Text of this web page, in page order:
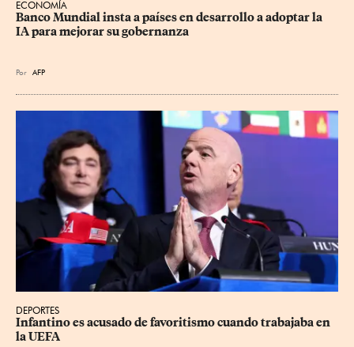
ECONOMÍA
Banco Mundial insta a países en desarrollo a adoptar la
IA para mejorar su gobernanza
Por AFP
DEPORTES
Infantino es acusado de favoritismo cuando trabajaba en
la UEFA